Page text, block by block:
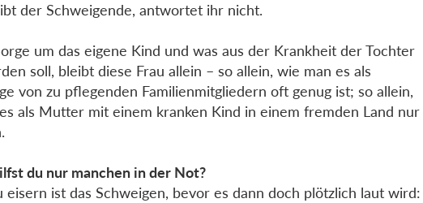
der Schweigende, antwortet ihr nicht.
um das eigene Kind und was aus der Krankheit der Tochter
soll, bleibt diese Frau allein – so allein, wie man es als
von zu pflegenden Familienmitgliedern oft genug ist; so allein,
als Mutter mit einem kranken Kind in einem fremden Land nur
du nur manchen in der Not?
eisern ist das Schweigen, bevor es dann doch plötzlich laut wird: